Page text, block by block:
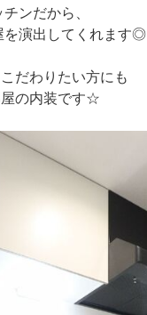
ンだから、
を演出してくれます◎
だわりたい方にも
の内装です☆